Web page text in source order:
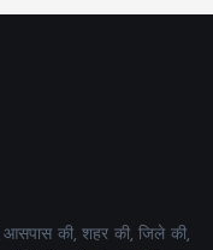
की, शहर की, जिले की,